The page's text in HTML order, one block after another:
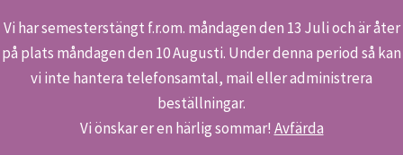
Vi har semesterstängt f.r.om. måndagen den 13 Juli och är åter
på plats måndagen den 10 Augusti. Under denna period så kan
vi inte hantera telefonsamtal, mail eller administrera
beställningar.
Vi önskar er en härlig sommar! Avfärda
Hoppa
Sök
Hem Produkter 2022